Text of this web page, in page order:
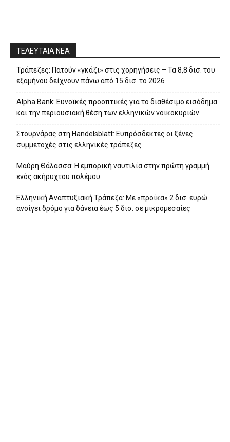
ΤΕΛΕΥΤΑΙΑ ΝΕΑ
Τράπεζες: Πατούν «γκάζι» στις χορηγήσεις – Τα 8,8 δισ. του
εξαμήνου δείχνουν πάνω από 15 δισ. το 2026
Alpha Bank: Ευνοϊκές προοπτικές για το διαθέσιμο εισόδημα
και την περιουσιακή θέση των ελληνικών νοικοκυριών
Στουρνάρας στη Handelsblatt: Ευπρόσδεκτες οι ξένες
συμμετοχές στις ελληνικές τράπεζες
Μαύρη Θάλασσα: Η εμπορική ναυτιλία στην πρώτη γραμμή
ενός ακήρυχτου πολέμου
Ελληνική Αναπτυξιακή Τράπεζα: Με «προίκα» 2 δισ. ευρώ
ανοίγει δρόμο για δάνεια έως 5 δισ. σε μικρομεσαίες